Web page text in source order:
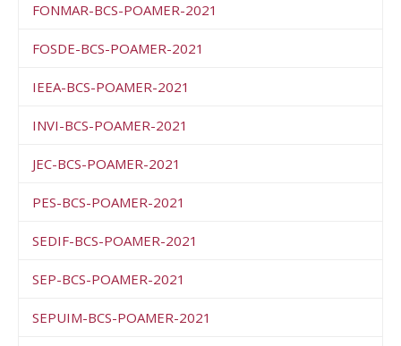
FONMAR-BCS-POAMER-2021
FOSDE-BCS-POAMER-2021
IEEA-BCS-POAMER-2021
INVI-BCS-POAMER-2021
JEC-BCS-POAMER-2021
PES-BCS-POAMER-2021
SEDIF-BCS-POAMER-2021
SEP-BCS-POAMER-2021
SEPUIM-BCS-POAMER-2021